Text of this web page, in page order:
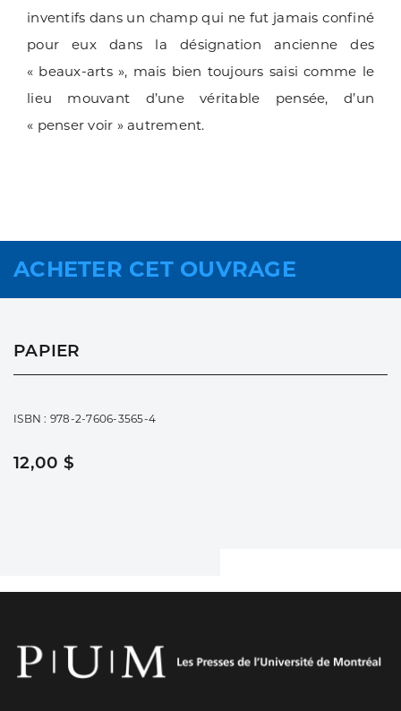
inventifs dans un champ qui ne fut jamais confiné
pour eux dans la désignation ancienne des
« beaux-arts », mais bien toujours saisi comme le
lieu mouvant d’une véritable pensée, d’un
« penser voir » autrement.
ACHETER CET OUVRAGE
PAPIER
ISBN : 978-2-7606-3565-4
12,00 $